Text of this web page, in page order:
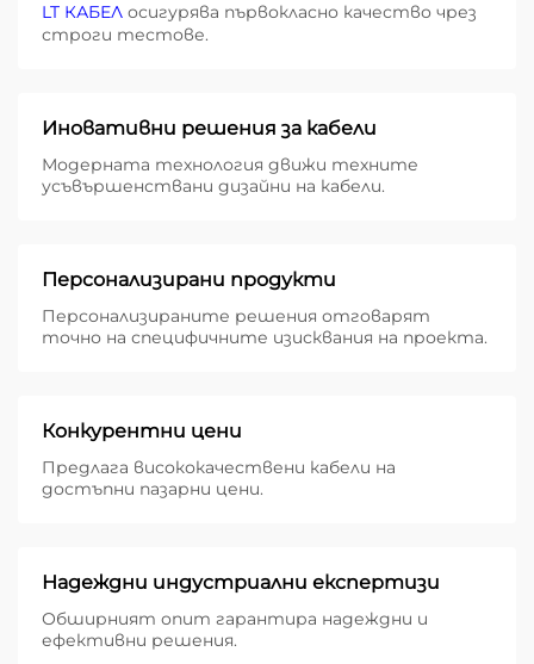
LT КАБЕЛ осигурява първокласно качество чрез
строги тестове.
Иновативни решения за кабели
Модерната технология движи техните
усъвършенствани дизайни на кабели.
Персонализирани продукти
Персонализираните решения отговарят
точно на специфичните изисквания на проекта.
Конкурентни цени
Предлага висококачествени кабели на
достъпни пазарни цени.
Надеждни индустриални експертизи
Обширният опит гарантира надеждни и
ефективни решения.